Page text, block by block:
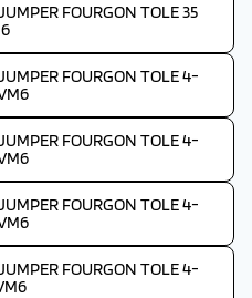
FOURGON TOLE 35
FOURGON TOLE 4-
FOURGON TOLE 4-
FOURGON TOLE 4-
FOURGON TOLE 4-